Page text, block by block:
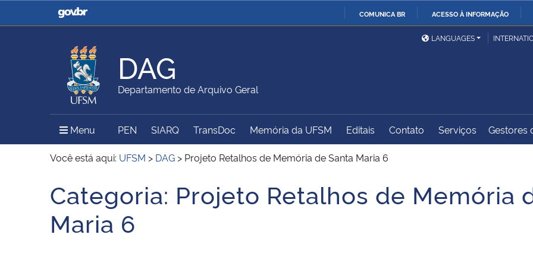
COMUNICA BR ACESSO À INFORMAÇÃO
Casa Civil
Ministério da Justiça e
Ministério da Defesa
Ministério das Relações
Exteriores
Ministério da Agricultura,
Pecuária e Abastecimento
Ministério da Educação
Ministério do Meio Ambiente Ministério do Turismo
Ministério do
Desenvolvimento Regional
Controladoria-Geral da
Secretaria de Governo
Gabinete de Segurança
Advocacia-Geral da União Banco Central do Brasil
LANGUAGES
DAG
Departamento de Arquivo Geral
Menu Menu Principal do Sítio
PEN SIARQ TransDoc Memória da UFSM Editais Contato Serviços Gestores
Você está aqui: UFSM > DAG > Projeto Retalhos de Memória de Santa Maria 6
Início do conteúdo
Categoria: Projeto Retalhos de Memória
Maria 6